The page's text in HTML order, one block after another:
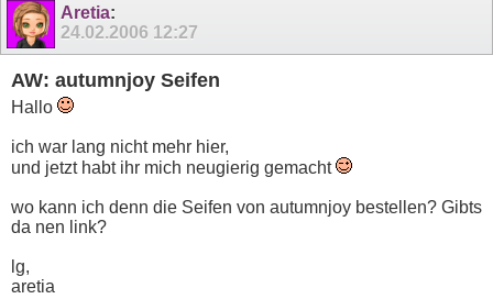
Aretia:
24.02.2006 12:27
AW: autumnjoy Seifen
Hallo
ich war lang nicht mehr hier,
und jetzt habt ihr mich neugierig gemacht
wo kann ich denn die Seifen von autumnjoy bestellen? Gibts
da nen link?
lg,
aretia